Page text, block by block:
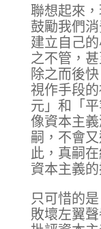
聯想起來
鼓勵我們
建立自己
之不管，
除之而後
視作手段
元」和「
像資本主
嗣，不會
此，真嗣
資本主義的
只可惜的
敗壞左翼